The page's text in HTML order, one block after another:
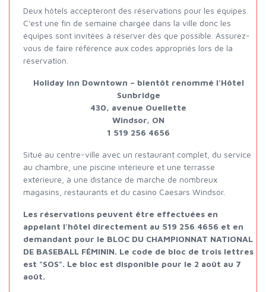
Deux hôtels accepteront des réservations pour les équipes.
C'est une fin de semaine chargée dans la ville donc les
équipes sont invitées à réserver dès que possible. Assurez-
vous de faire référence aux codes appropriés lors de la
réservation.
Holiday Inn Downtown – bientôt renommé l'Hôtel
Sunbridge
430, avenue Ouellette
Windsor, ON
1 519 256 4656
Situé au centre-ville avec un restaurant complet, du service
au chambre, une piscine intérieure et une terrasse
extérieure, à une distance de marche de nombreux
magasins, restaurants et du casino Caesars Windsor.
Les réservations peuvent être effectuées en
appelant l'hôtel directement au 519 256 4656 et en
demandant pour le BLOC DU CHAMPIONNAT NATIONAL
DE BASEBALL FÉMININ. Le code de bloc de trois lettres
est "SOS". Le bloc est disponible pour le 2 août au 7
août.